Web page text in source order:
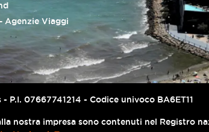
Agenzie Viaggi
07667741214 - Codice univoco BA6ET11
nostra impresa sono contenuti nel Registro